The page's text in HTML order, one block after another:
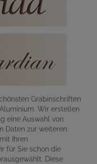
Grabinschriften
Wir erstellen
eine Auswahl von
Daten zur weiteren
Ihren
für Sie schon die
Diese